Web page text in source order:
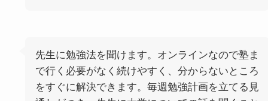
先生に勉強法を聞けます。オンラインなので塾ま
で行く必要がなく続けやすく、分からないところ
をすぐに解決できます。毎週勉強計画を立てる見